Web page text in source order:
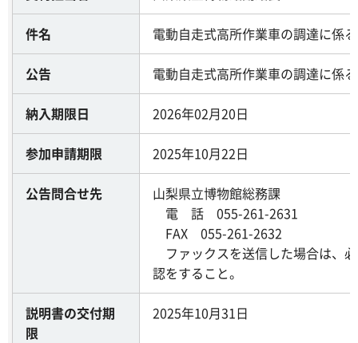
件名 電動自走式高所作業車の調達に係
公告 電動自走式高所作業車の調達に係
納入期限日 2026年02月20日
参加申請期限 2025年10月22日
公告問合せ先
山梨県立博物館総務課
電 話 055-261-2631
FAX 055-261-2632
ファックスを送信した場合は、
認をすること。
説明書の交付期
限
2025年10月31日